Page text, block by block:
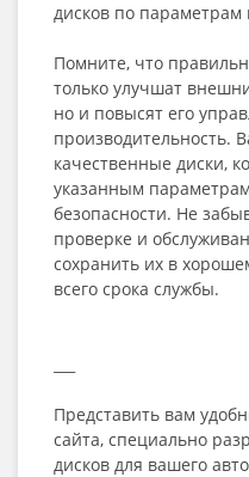
дисков по параметрам
Помните, что
только улучшат
но и повысят его
производительность.
качественные диски,
указанным
безопасности. Не
проверке и
сохранить их в
всего срока службы.
Представить вам
сайта, специально
дисков для вашего